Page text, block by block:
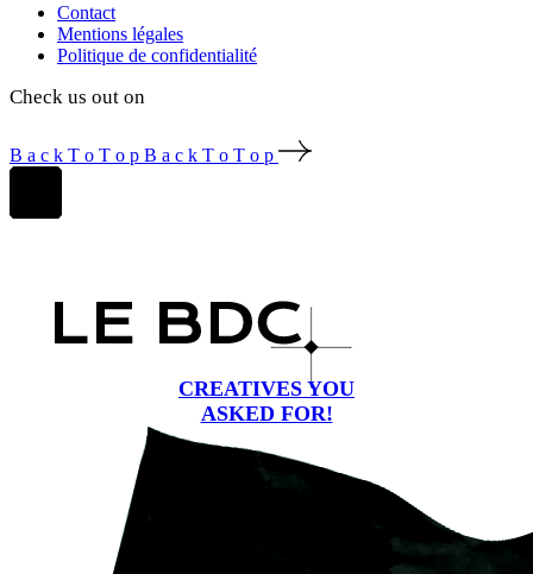
Contact
Mentions légales
Politique de confidentialité
Check us out on
B a c k T o T o p B a c k T o T o p
CREATIVES YOU
ASKED FOR!